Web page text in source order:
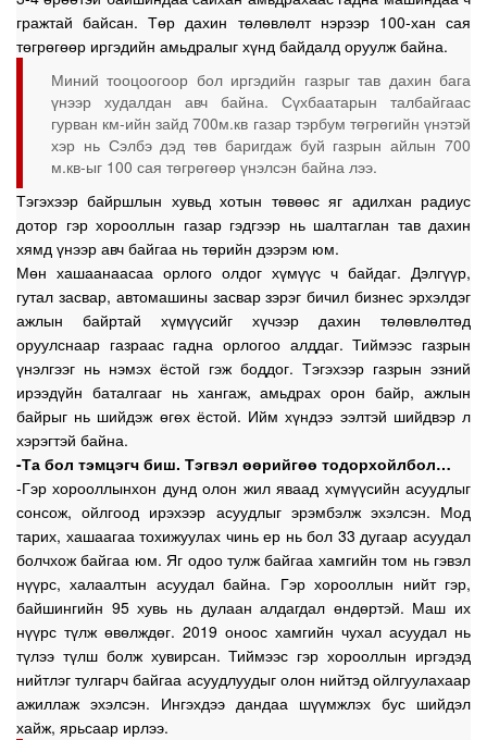
гражтай байсан. Төр дахин төлөвлөлт нэрээр 100-хан сая
төгрөгөөр иргэдийн амьдралыг хүнд байдалд оруулж байна.
Миний тооцоогоор бол иргэдийн газрыг тав дахин бага
үнээр худалдан авч байна. Сүхбаатарын талбайгаас
гурван км-ийн зайд 700м.кв газар тэрбум төгрөгийн үнэтэй
хэр нь Сэлбэ дэд төв баригдаж буй газрын айлын 700
м.кв-ыг 100 сая төгрөгөөр үнэлсэн байна лээ.
Тэгэхээр байршлын хувьд хотын төвөөс яг адилхан радиус
дотор гэр хорооллын газар гэдгээр нь шалтаглан тав дахин
хямд үнээр авч байгаа нь төрийн дээрэм юм.
Мөн хашаанаасаа орлого олдог хүмүүс ч байдаг. Дэлгүүр,
гутал засвар, автомашины засвар зэрэг бичил бизнес эрхэлдэг
ажлын байртай хүмүүсийг хүчээр дахин төлөвлөлтөд
оруулснаар газраас гадна орлогоо алддаг. Тиймээс газрын
үнэлгээг нь нэмэх ёстой гэж боддог. Тэгэхээр газрын эзний
ирээдүйн баталгааг нь хангаж, амьдрах орон байр, ажлын
байрыг нь шийдэж өгөх ёстой. Ийм хүндээ ээлтэй шийдвэр л
хэрэгтэй байна.
-Та бол тэмцэгч биш. Тэгвэл өөрийгөө тодорхойлбол…
-Гэр хорооллынхон дунд олон жил яваад хүмүүсийн асуудлыг
сонсож, ойлгоод ирэхээр асуудлыг эрэмбэлж эхэлсэн. Мод
тарих, хашаагаа тохижуулах чинь ер нь бол 33 дугаар асуудал
болчхож байгаа юм. Яг одоо тулж байгаа хамгийн том нь гэвэл
нүүрс, халаалтын асуудал байна. Гэр хорооллын нийт гэр,
байшингийн 95 хувь нь дулаан алдагдал өндөртэй. Маш их
нүүрс түлж өвөлждөг. 2019 оноос хамгийн чухал асуудал нь
түлээ түлш болж хувирсан. Тиймээс гэр хорооллын иргэдэд
нийтлэг тулгарч байгаа асуудлуудыг олон нийтэд ойлгуулахаар
ажиллаж эхэлсэн. Ингэхдээ дандаа шүүмжлэх бус шийдэл
хайж, ярьсаар ирлээ.